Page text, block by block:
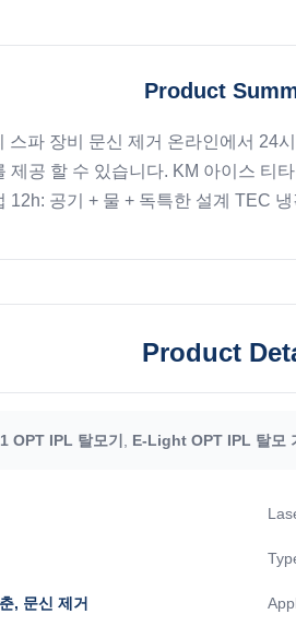
Product
파 장비 문신 제거 온라인에서
공 할 수 있습니다. KM 아이스
공기 + 물 + 독특한 설계 TEC
Product
OPT IPL 탈모기 E-Light OPT IPL 탈모
, 문신 제거